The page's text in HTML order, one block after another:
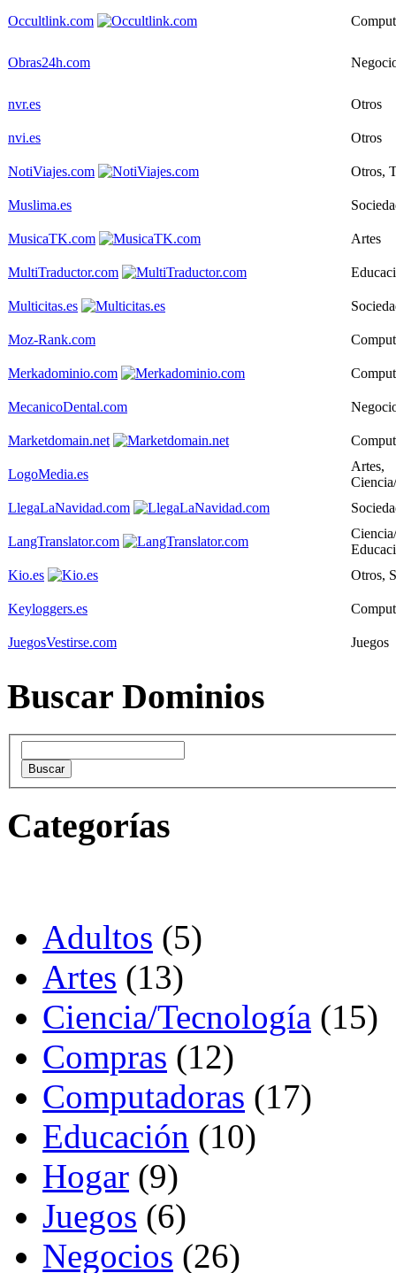
Occultlink.com
Obras24h.com
nvr.es Otros
nvi.es Otros
NotiViajes.com Otros,
Muslima.es
MusicaTK.com Artes
MultiTraductor.com
Multicitas.es
Moz-Rank.com
Merkadominio.com
MecanicoDental.com
Marketdomain.net
LogoMedia.es
Artes,
LlegaLaNavidad.com
LangTranslator.com
Kio.es
Otros,
Keyloggers.es
JuegosVestirse.com Juegos
Buscar Dominios
Categorías
Adultos (5)
Artes (13)
Ciencia/Tecnología (15)
Compras (12)
Computadoras (17)
Educación (10)
Hogar (9)
Juegos (6)
Negocios (26)